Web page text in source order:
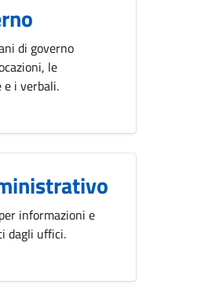
di governo
le
i verbali.
informazioni e
dagli uffici.